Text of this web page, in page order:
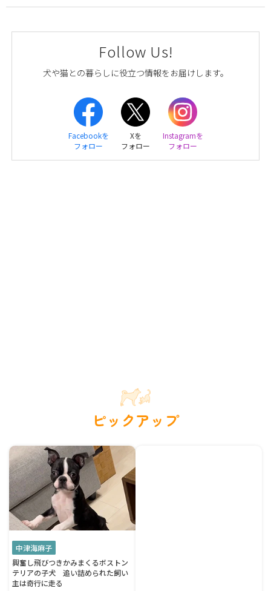
Follow Us!
犬や猫との暮らしに役立つ情報をお届けします。
Facebookを
フォロー
Xを
フォロー
Instagramを
フォロー
ピックアップ
中津海麻子
興奮し飛びつきかみまくるボストン
テリアの子犬 追い詰められた飼い
主は奇行に走る